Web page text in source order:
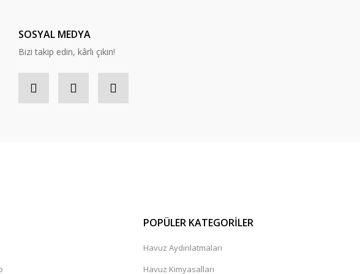
SOSYAL MEDYA
Bizi takip edin, kârlı çıkın!
POPÜLER KATEGORİLER
Havuz Aydınlatmaları
Havuz Kimyasalları